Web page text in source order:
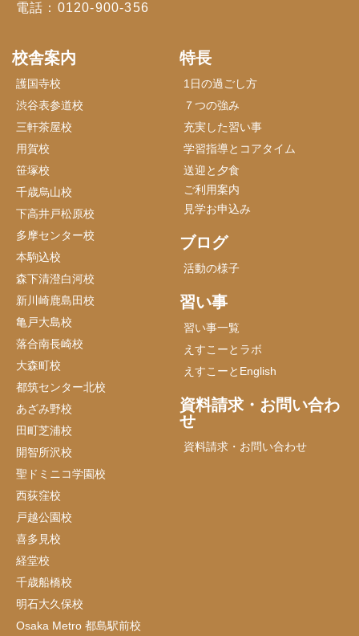
電話：0120-900-356
校舎案内
護国寺校
渋谷表参道校
三軒茶屋校
用賀校
笹塚校
千歳烏山校
下高井戸松原校
多摩センター校
本駒込校
森下清澄白河校
新川崎鹿島田校
亀戸大島校
落合南長崎校
大森町校
都筑センター北校
あざみ野校
田町芝浦校
開智所沢校
聖ドミニコ学園校
西荻窪校
戸越公園校
喜多見校
経堂校
千歳船橋校
明石大久保校
Osaka Metro 都島駅前校
特長
1日の過ごし方
７つの強み
充実した習い事
学習指導とコアタイム
送迎と夕食
ご利用案内
見学お申込み
ブログ
活動の様子
習い事
習い事一覧
えすこーとラボ
えすこーとEnglish
資料請求・お問い合わ
せ
資料請求・お問い合わせ